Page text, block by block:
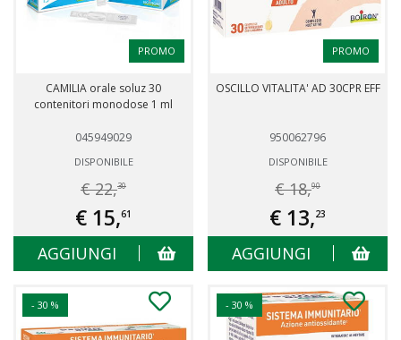
PROMO
CAMILIA orale soluz 30
contenitori monodose 1 ml
045949029
DISPONIBILE
€ 22,30
€ 15,61
AGGIUNGI
PROMO
OSCILLO VITALITA' AD 30CPR EFF
950062796
DISPONIBILE
€ 18,90
€ 13,23
AGGIUNGI
- 30 % - 30 %